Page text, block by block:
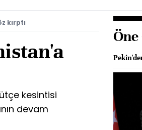
kırptı
kesintisi
devam